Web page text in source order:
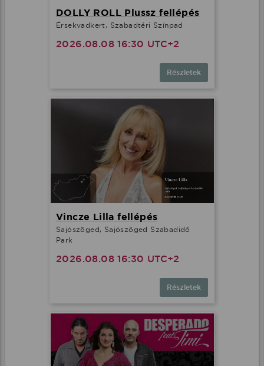
DOLLY ROLL Plussz fellépés
Érsekvadkert, Szabadtéri Színpad
2026.08.08 16:30 UTC+2
Részletek
Vincze Lilla fellépés
Sajószöged, Sajószöged Szabadidő
Park
2026.08.08 16:30 UTC+2
Részletek